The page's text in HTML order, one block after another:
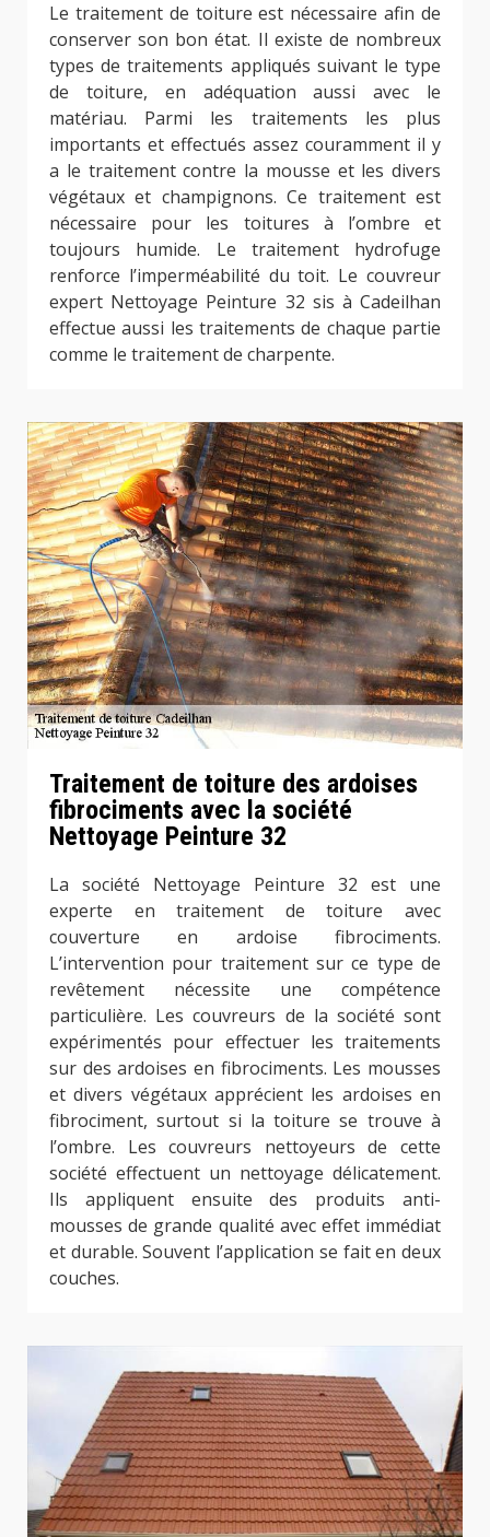
Le traitement de toiture est nécessaire afin de
conserver son bon état. Il existe de nombreux
types de traitements appliqués suivant le type
de toiture, en adéquation aussi avec le
matériau. Parmi les traitements les plus
importants et effectués assez couramment il y
a le traitement contre la mousse et les divers
végétaux et champignons. Ce traitement est
nécessaire pour les toitures à l’ombre et
toujours humide. Le traitement hydrofuge
renforce l’imperméabilité du toit. Le couvreur
expert Nettoyage Peinture 32 sis à Cadeilhan
effectue aussi les traitements de chaque partie
comme le traitement de charpente.
Traitement de toiture des ardoises
fibrociments avec la société
Nettoyage Peinture 32
La société Nettoyage Peinture 32 est une
experte en traitement de toiture avec
couverture en ardoise fibrociments.
L’intervention pour traitement sur ce type de
revêtement nécessite une compétence
particulière. Les couvreurs de la société sont
expérimentés pour effectuer les traitements
sur des ardoises en fibrociments. Les mousses
et divers végétaux apprécient les ardoises en
fibrociment, surtout si la toiture se trouve à
l’ombre. Les couvreurs nettoyeurs de cette
société effectuent un nettoyage délicatement.
Ils appliquent ensuite des produits anti-
mousses de grande qualité avec effet immédiat
et durable. Souvent l’application se fait en deux
couches.